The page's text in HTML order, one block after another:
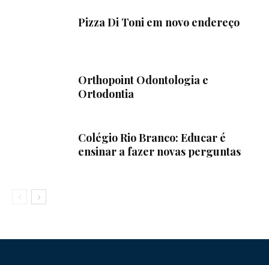
Pizza Di Toni em novo endereço
Orthopoint Odontologia e
Ortodontia
Colégio Rio Branco: Educar é
ensinar a fazer novas perguntas